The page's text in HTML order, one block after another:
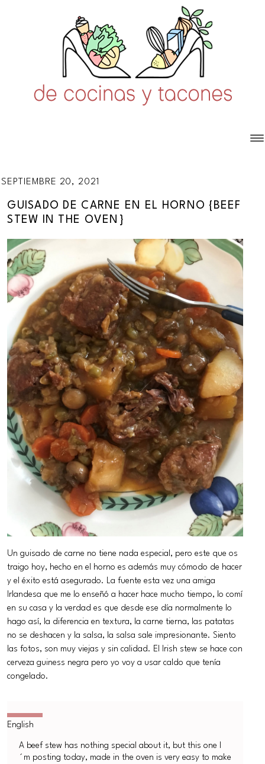
SEPTIEMBRE 20, 2021
GUISADO DE CARNE EN EL HORNO {BEEF
STEW IN THE OVEN}
Un guisado de carne no tiene nada especial, pero este que os
traigo hoy, hecho en el horno es además muy cómodo de hacer
y el éxito está asegurado. La fuente esta vez una amiga
Irlandesa que me lo enseñó a hacer hace mucho tiempo, lo comí
en su casa y la verdad es que desde ese día normalmente lo
hago así, la diferencia en textura, la carne tierna, las patatas
no se deshacen y la salsa, la salsa sale impresionante. Siento
las fotos, son muy viejas y sin calidad. El Irish stew se hace con
cerveza guiness negra pero yo voy a usar caldo que tenía
congelado.
A beef stew has nothing special about it, but this one I
´m posting today, made in the oven is very easy to make